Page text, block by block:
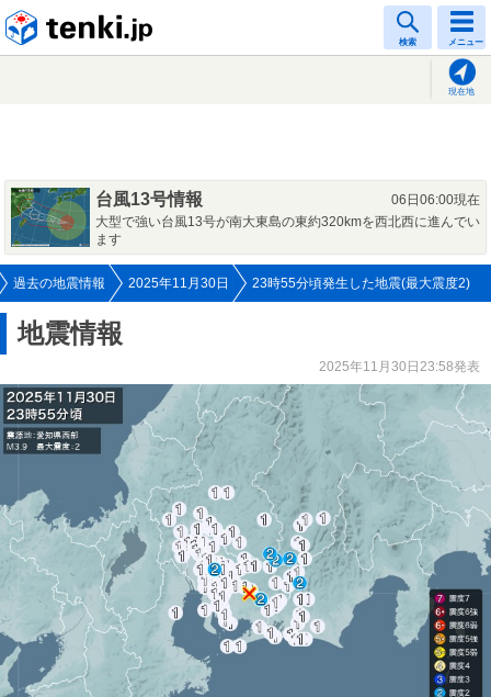
検索 メニュー
現在地
台風13号情報
06日06:00現在
大型で強い台風13号が南大東島の東約320kmを西北西に進んでい
ます
過去の地震情報 2025年11月30日 23時55分頃発生した地震(最大震度2)
地震情報
2025年11月30日23:58発表